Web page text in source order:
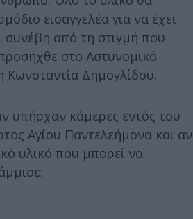
εισαγγελέα για να έχει
συνέβη από τη στιγμή που
στο Αστυνομικό
Δημογλίδου.
υπήρχαν κάμερες εντός του
Αγίου Παντελεήμονα και αν
υλικό που μπορεί να